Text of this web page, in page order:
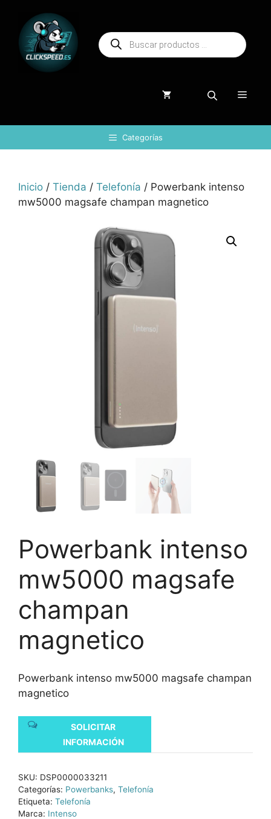
contenido
Búsqueda
de
productos
Menú
Categorías
Inicio / Tienda / Telefonía / Powerbank intenso
mw5000 magsafe champan magnetico
Powerbank intenso
mw5000 magsafe
champan
magnetico
Powerbank intenso mw5000 magsafe champan
magnetico
SOLICITAR
INFORMACIÓN
SKU: DSP0000033211
Categorías: Powerbanks, Telefonía
Etiqueta: Telefonía
Marca: Intenso